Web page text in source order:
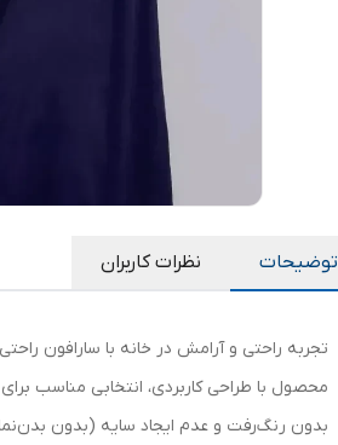
توضیحات نظرات کاربران
تجربه راحتی و آرامش در خانه با سارافون
محصول با طراحی کاربردی، انتخابی مناسب
بدون رنگ‌رفت و عدم ایجاد سایه (بدون